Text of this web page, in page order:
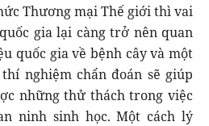
Thương mại Thế giới thì vai
gia lại càng trở nên quan
quốc gia về bệnh cây và một
nghiệm chẩn đoán sẽ giúp
những thử thách trong việc
ninh sinh học. Một cách lý